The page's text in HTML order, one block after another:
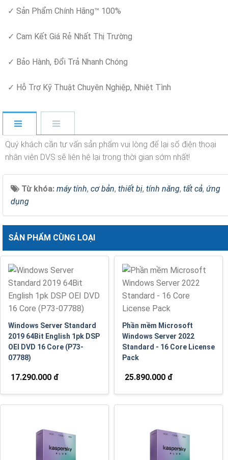
✓ Sản Phẩm Chính Hãng™ 100%
✓ Cam Kết Giá Rẻ Nhất Thị Trường
✓ Bảo Hành, Đổi Trả Nhanh Chóng
✓ Hỗ Trợ Kỹ Thuật Chuyên Nghiệp, Nhiệt Tình
Quý khách cần tư vấn sản phẩm vui lòng để lại số điện thoại
nhân viên DVS sẽ liên hệ lại trong thời gian sớm nhất!
Từ khóa: máy tính, cơ bản, thiết bị, tính năng, tất cả, ứng
dụng
SẢN PHẨM CÙNG LOẠI
Windows Server Standard
2019 64Bit English 1pk DSP
OEI DVD 16 Core (P73-
07788)
17.290.000 đ
Phần mềm Microsoft
Windows Server 2022
Standard - 16 Core License
Pack
25.890.000 đ